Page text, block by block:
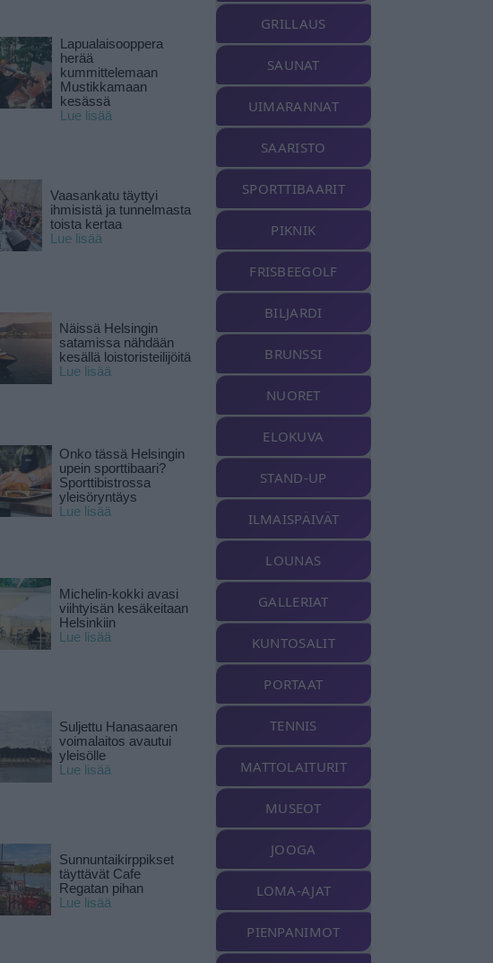
Lapualaisooppera
herää
kummittelemaan
Mustikkamaan
kesässä
Lue lisää
Vaasankatu täyttyi
ihmisistä ja tunnelmasta
toista kertaa
Lue lisää
Näissä Helsingin
satamissa nähdään
kesällä loistoristeilijöitä
Lue lisää
Onko tässä Helsingin
upein sporttibaari?
Sporttibistrossa
yleisöryntäys
Lue lisää
Michelin-kokki avasi
viihtyisän kesäkeitaan
Helsinkiin
Lue lisää
Suljettu Hanasaaren
voimalaitos avautui
yleisölle
Lue lisää
Sunnuntaikirppikset
täyttävät Cafe
Regatan pihan
Lue lisää
GRILLAUS
SAUNAT
UIMARANNAT
SAARISTO
SPORTTIBAARIT
PIKNIK
FRISBEEGOLF
BILJARDI
BRUNSSI
NUORET
ELOKUVA
STAND-UP
ILMAISPÄIVÄT
LOUNAS
GALLERIAT
KUNTOSALIT
PORTAAT
TENNIS
MATTOLAITURIT
MUSEOT
JOOGA
LOMA-AJAT
PIENPANIMOT